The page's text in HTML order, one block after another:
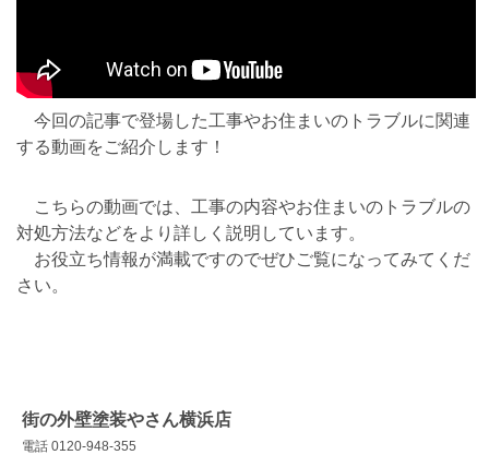
今回の記事で登場した工事やお住まいのトラブルに関連
する動画をご紹介します！
こちらの動画では、工事の内容やお住まいのトラブルの
対処方法などをより詳しく説明しています。
お役立ち情報が満載ですのでぜひご覧になってみてくだ
さい。
街の外壁塗装やさん横浜店
電話 0120-948-355